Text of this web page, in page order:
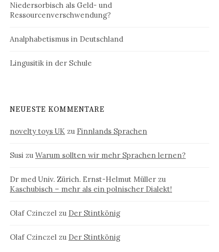
Niedersorbisch als Geld- und
Ressourcenverschwendung?
Analphabetismus in Deutschland
Lingusitik in der Schule
NEUESTE KOMMENTARE
novelty toys UK zu Finnlands Sprachen
Susi zu Warum sollten wir mehr Sprachen lernen?
Dr med Univ. Zürich. Ernst-Helmut Müller zu
Kaschubisch – mehr als ein polnischer Dialekt!
Olaf Czinczel zu Der Stintkönig
Olaf Czinczel zu Der Stintkönig